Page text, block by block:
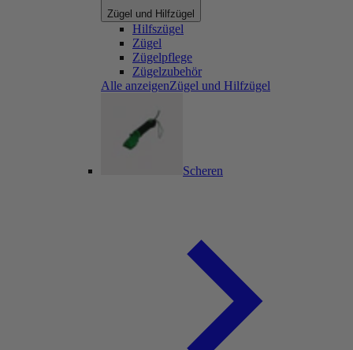
Zügel und Hilfzügel
Hilfszügel
Zügel
Zügelpflege
Zügelzubehör
Alle anzeigenZügel und Hilfzügel
Scheren